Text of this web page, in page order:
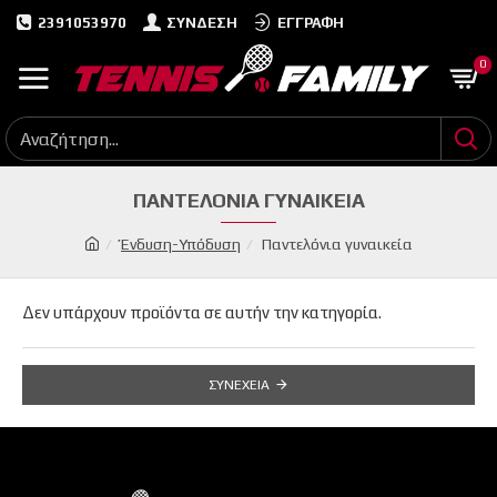
2391053970 ΣΎΝΔΕΣΗ ΕΓΓΡΑΦΉ
0
Ένδυση-Υπόδυση Παντελόνια γυναικεία
ΠΑΝΤΕΛΌΝΙΑ ΓΥΝΑΙΚΕΊΑ
Δεν υπάρχουν προϊόντα σε αυτήν την κατηγορία.
ΣΥΝΈΧΕΙΑ